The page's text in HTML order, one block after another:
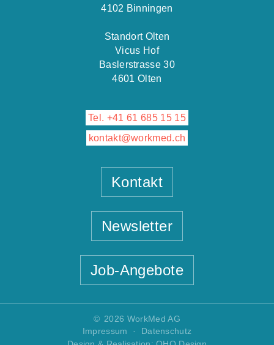
nächster Beitrag
4102 Binningen
Standort Olten
Vicus Hof
Baslerstrasse 30
4601 Olten
Tel. +41 61 685 15 15
kontakt@workmed.ch
Kontakt
Newsletter
Job-Angebote
© 2026 WorkMed AG
Impressum · Datenschutz
Nur Essenzielle
Einstellungen anpassen
Cookie-Einstellungen
Alle umschalten
Akzeptier Cookies für externe Medien, um diesen Inhalt sehen